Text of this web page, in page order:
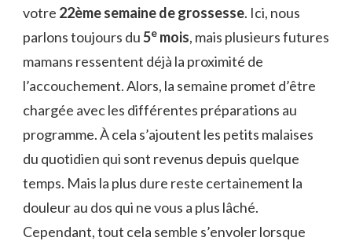
GROSSESSE
votre 22ème semaine de grossesse. Ici, nous
parlons toujours du5e mois, mais plusieurs futures
mamans ressentent déjà la proximité de
l’accouchement. Alors, la semaine promet d’être
chargée avec les différentes préparations au
programme. À cela s’ajoutent les petits malaises
du quotidien qui sont revenus depuis quelque
temps. Mais la plus dure reste certainement la
douleur au dos qui ne vous a plus lâché.
Cependant, tout cela semble s’envoler lorsque